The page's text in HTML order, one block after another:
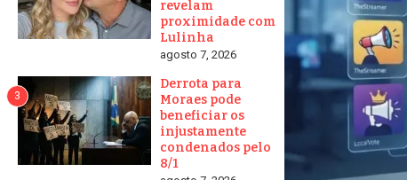
revelam
proximidade com
Lulinha
agosto 7, 2026
3
Derrota para
Moraes pode
beneficiar os
injustamente
condenados pelo
8/1